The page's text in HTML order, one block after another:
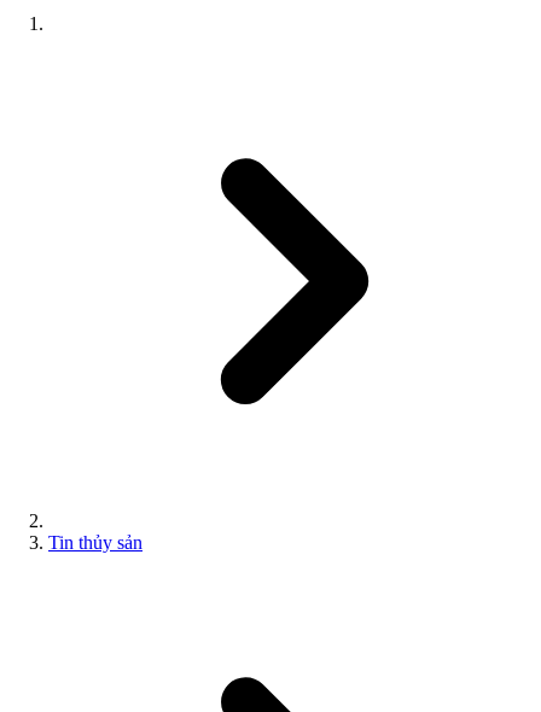
Tin thủy sản